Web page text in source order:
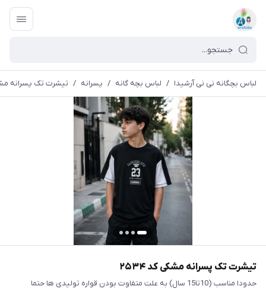
لباس بچگانه نی نی آرشیدا / لباس بچه گانه / پسرانه / تیشرت تک پسرانه مشکی
تیشرت تک پسرانه مشکی کد ۲۵۳۴
حدودا مناسب (10تا15 سال) به علت متفاوت بودن قواره تولیدی ها حتما